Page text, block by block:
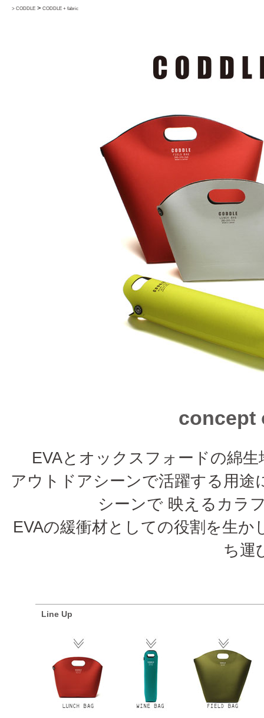
> CODDLE > CODDLE + fabric
concept
EVAとオックスフォードの綿
アウトドアシーンで活躍する用
シーンで 映えるカラ
EVAの緩衝材としての役割を生
ち運
Line Up